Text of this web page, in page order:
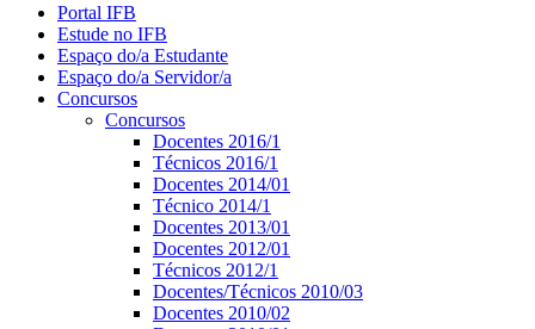
Portal IFB
Estude no IFB
Espaço do/a Estudante
Espaço do/a Servidor/a
Concursos
Concursos
Docentes 2016/1
Técnicos 2016/1
Docentes 2014/01
Técnico 2014/1
Docentes 2013/01
Docentes 2012/01
Técnicos 2012/1
Docentes/Técnicos 2010/03
Docentes 2010/02